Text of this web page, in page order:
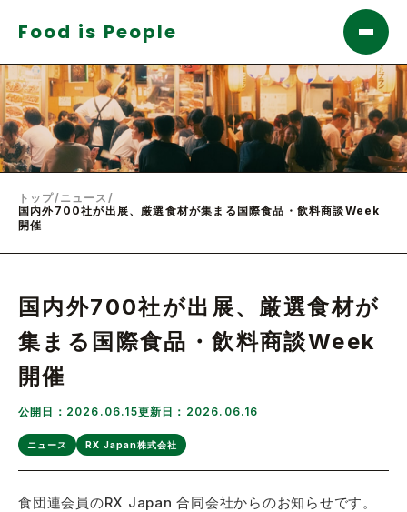
Food is People
トップ/ニュース /
国内外700社が出展、厳選食材が集まる国際食品・飲料商談Week
開催
国内外700社が出展、厳選食材が
集まる国際食品・飲料商談Week
開催
公開日：2026.06.15更新日：2026.06.16
ニュース RX Japan株式会社
食団連会員のRX Japan 合同会社からのお知らせです。